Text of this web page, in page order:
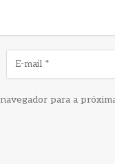
para a